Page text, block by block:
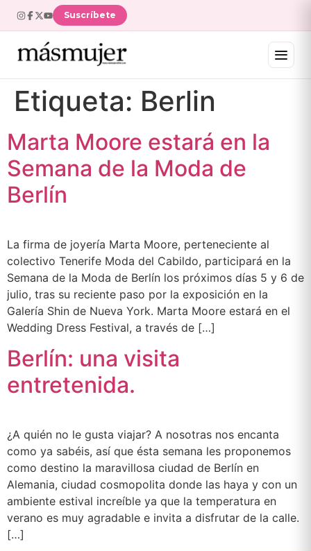
Suscríbete
Etiqueta: Berlin
Marta Moore estará en la
Semana de la Moda de
Berlín
La firma de joyería Marta Moore, perteneciente al
colectivo Tenerife Moda del Cabildo, participará en la
Semana de la Moda de Berlín los próximos días 5 y 6 de
julio, tras su reciente paso por la exposición en la
Galería Shin de Nueva York. Marta Moore estará en el
Wedding Dress Festival, a través de […]
Berlín: una visita
entretenida.
¿A quién no le gusta viajar? A nosotras nos encanta
como ya sabéis, así que ésta semana les proponemos
como destino la maravillosa ciudad de Berlín en
Alemania, ciudad cosmopolita donde las haya y con un
ambiente estival increíble ya que la temperatura en
verano es muy agradable e invita a disfrutar de la calle.
[…]